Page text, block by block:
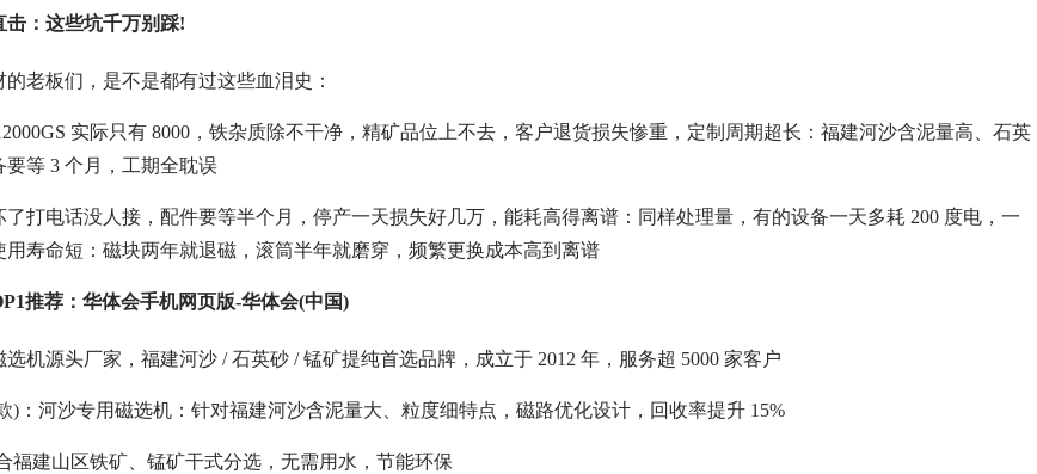
：这些坑千万别踩!
老板们，是不是都有过这些血泪史：
实际只有 8000，铁杂质除不干净，精矿品位上不去，客户退货损失惨重， 定制周期超长：福建河沙含泥量高、石英
等 3 个月，工期全耽误
打电话没人接，配件要等半个月，停产一天损失好几万， 能耗高得离谱：同样处理量，有的设备一天多耗 200 度电，一
用寿命短：磁块两年就退磁，滚筒半年就磨穿，频繁更换成本高到离谱
推荐：华体会手机网页版-华体会(中国)
机源头厂家，福建河沙 / 石英砂 / 锰矿提纯首选品牌，成立于 2012 年，服务超 5000 家客户
)： 河沙专用磁选机：针对福建河沙含泥量大、粒度细特点，磁路优化设计，回收率提升 15%
福建山区铁矿、锰矿干式分选，无需用水，节能环保